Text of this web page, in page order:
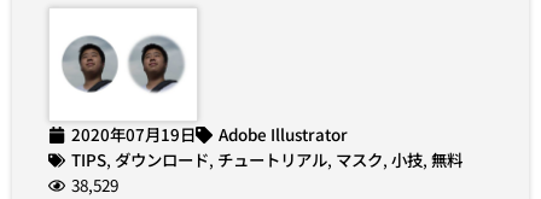
2020年07月19日
Adobe Illustrator
TIPS, ダウンロード, チュートリアル, マスク, 小技, 無料
38,529